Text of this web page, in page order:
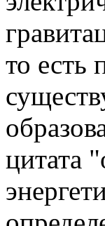
то есть
цитата